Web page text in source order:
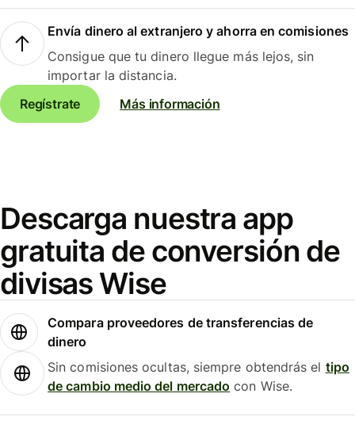
Envía dinero al extranjero y ahorra en comisiones
Consigue que tu dinero llegue más lejos, sin
importar la distancia.
Regístrate
Más información
Descarga nuestra app
gratuita de conversión de
divisas Wise
Compara proveedores de transferencias de
dinero
Sin comisiones ocultas, siempre obtendrás el tipo
de cambio medio del mercado con Wise.